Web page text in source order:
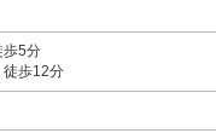
歩5分
徒歩12分